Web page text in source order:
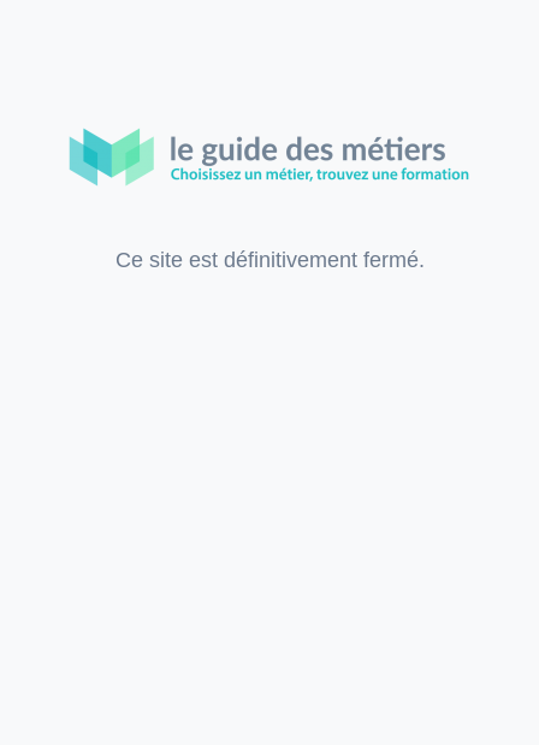
Ce site est définitivement fermé.